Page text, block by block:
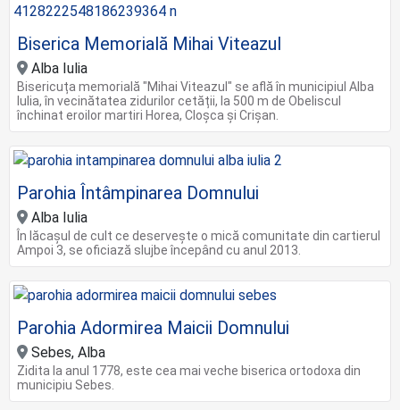
Biserica Memorială Mihai Viteazul
Alba Iulia
Bisericuța memorială "Mihai Viteazul" se află în municipiul Alba
Iulia, în vecinătatea zidurilor cetății, la 500 m de Obeliscul
închinat eroilor martiri Horea, Cloșca și Crișan.
Parohia Întâmpinarea Domnului
Alba Iulia
În lăcașul de cult ce deservește o mică comunitate din cartierul
Ampoi 3, se oficiază slujbe începând cu anul 2013.
Parohia Adormirea Maicii Domnului
Sebes, Alba
Zidita la anul 1778, este cea mai veche biserica ortodoxa din
municipiu Sebes.